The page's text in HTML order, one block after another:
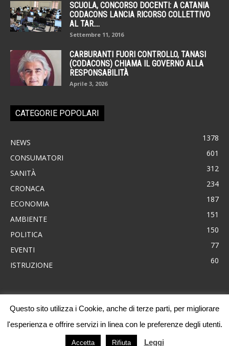
SCUOLA, CONCORSO DOCENTI: A CATANIA
CODACONS LANCIA RICORSO COLLETTIVO
AL TAR....
Settembre 11, 2016
CARBURANTI FUORI CONTROLLO, TANASI
(CODACONS) CHIAMA IL GOVERNO ALLA
RESPONSABILITÀ
Aprile 3, 2026
CATEGORIE POPOLARI
NEWS 1378
CONSUMATORI 601
SANITÀ 312
CRONACA 234
ECONOMIA 187
AMBIENTE 151
POLITICA 150
EVENTI 77
ISTRUZIONE 60
News Consumatori Ambiente Cronaca Economia
Eventi
Politica
Sanità Progetti
Questo sito utilizza i Cookie, anche di terze parti, per migliorare
l'esperienza e offrire servizi in linea con le preferenze degli utenti.
Accetta Rifiuta Leggi